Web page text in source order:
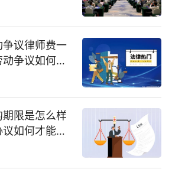
议律师费一
争议如何算
限是怎么样
如何才能有